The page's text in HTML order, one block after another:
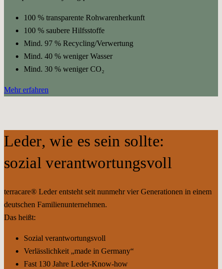
100 % transparente Rohwarenherkunft
100 % saubere Hilfsstoffe
Mind. 97 % Recycling/Verwertung
Mind. 40 % weniger Wasser
Mind. 30 % weniger CO₂
Mehr erfahren
Leder, wie es sein sollte:
sozial verantwortungsvoll
terracare® Leder entsteht seit nunmehr vier Generationen in einem
deutschen Familienunternehmen.
Das heißt:
Sozial verantwortungsvoll
Verlässlichkeit „made in Germany“
Fast 130 Jahre Leder-Know-how